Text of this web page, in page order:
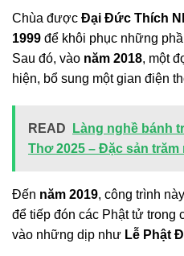
Chùa được Đại Đức Thích
1999 để khôi phục những
Sau đó, vào năm 2018, một
hiện, bổ sung một gian điện
READ
Làng nghề bánh
Thơ 2025 – Đặc sản trăm
Đến năm 2019, công trình
để tiếp đón các Phật tử trong
vào những dịp như Lễ Phật